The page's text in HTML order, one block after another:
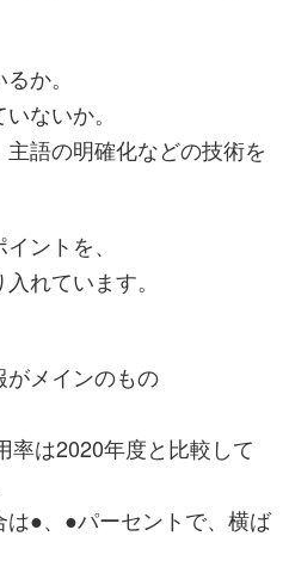
か。
ないか。
主語の明確化などの技術を
ントを、
れています。
がメインのもの
率は2020年度と比較して
●、●パーセントで、横ば